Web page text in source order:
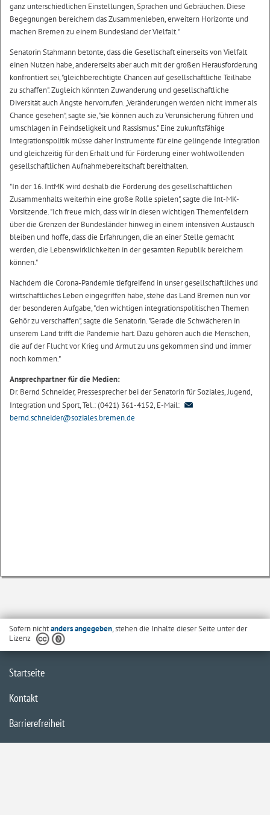
ganz unterschiedlichen Einstellungen, Sprachen und Gebräuchen. Diese
Begegnungen bereichern das Zusammenleben, erweitern Horizonte und
machen Bremen zu einem Bundesland der Vielfalt."
Senatorin Stahmann betonte, dass die Gesellschaft einerseits von Vielfalt
einen Nutzen habe, andererseits aber auch mit der großen Herausforderung
konfrontiert sei, "gleichberechtigte Chancen auf gesellschaftliche Teilhabe
zu schaffen". Zugleich könnten Zuwanderung und gesellschaftliche
Diversität auch Ängste hervorrufen. „Veränderungen werden nicht immer als
Chance gesehen“, sagte sie, "sie können auch zu Verunsicherung führen und
umschlagen in Feindseligkeit und Rassismus." Eine zukunftsfähige
Integrationspolitik müsse daher Instrumente für eine gelingende Integration
und gleichzeitig für den Erhalt und für Förderung einer wohlwollenden
gesellschaftlichen Aufnahmebereitschaft bereithalten.
"In der 16. IntMK wird deshalb die Förderung des gesellschaftlichen
Zusammenhalts weiterhin eine große Rolle spielen", sagte die Int-MK-
Vorsitzende. "Ich freue mich, dass wir in diesen wichtigen Themenfeldern
über die Grenzen der Bundesländer hinweg in einem intensiven Austausch
bleiben und hoffe, dass die Erfahrungen, die an einer Stelle gemacht
werden, die Lebenswirklichkeiten in der gesamten Republik bereichern
können."
Nachdem die Corona-Pandemie tiefgreifend in unser gesellschaftliches und
wirtschaftliches Leben eingegriffen habe, stehe das Land Bremen nun vor
der besonderen Aufgabe, "den wichtigen integrationspolitischen Themen
Gehör zu verschaffen", sagte die Senatorin. "Gerade die Schwächeren in
unserem Land trifft die Pandemie hart. Dazu gehören auch die Menschen,
die auf der Flucht vor Krieg und Armut zu uns gekommen sind und immer
noch kommen."
Ansprechpartner für die Medien:
Dr. Bernd Schneider, Pressesprecher bei der Senatorin für Soziales, Jugend,
Integration und Sport, Tel.: (0421) 361-4152, E-Mail:
bernd.schneider@soziales.bremen.de
Sofern nichtanders angegeben, stehen die Inhalte dieser Seite unter der
Lizenz
Startseite
Kontakt
Barrierefreiheit